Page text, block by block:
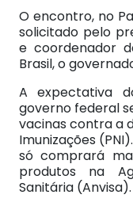
O encontro, no
solicitado pelo
e coordenador
Brasil, o
A expectativa
governo federal
vacinas contra a
Imunizações
só comprará
produtos na
Sanitária (Anvisa).